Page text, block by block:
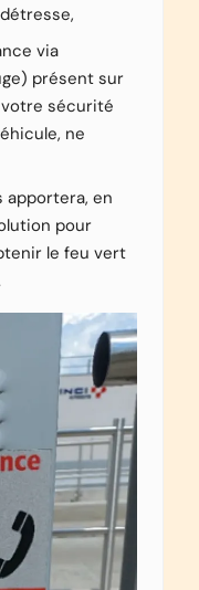
via
présent sur
sécurité
ne
apportera, en
pour
le feu vert